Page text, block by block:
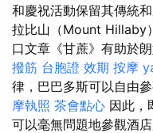
和慶祝活動保留其傳統
拉比山（Mount Hillaby
口文章《甘蔗》有助於
撥筋 台胞證 效期 按摩
律，巴巴多斯可以自由
摩執照 茶會點心 因此，
可以毫無問題地參觀酒